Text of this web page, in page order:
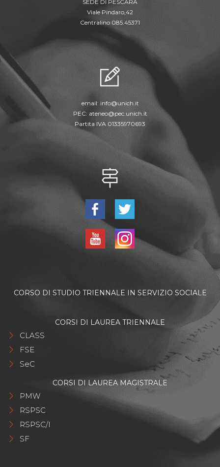
SEDE DI PESCARA
Viale Pindaro,42
Centralino 085.45371
email: info@unich.it
PEC: ateneo@pec.unich.it
Partita IVA 01335970693
CORSO DI STUDIO TRIENNALE IN SERVIZIO SOCIALE
CORSI DI LAUREA TRIENNALE
CLASS
FSE
SeC
CORSI DI LAUREA MAGISTRALE
PMW
RSPSC
RSPSC/I
SF